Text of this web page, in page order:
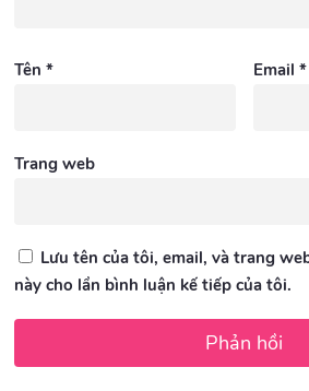
Tên* Email*
Trang web
Lưu tên của tôi, email, và trang
này cho lần bình luận kế tiếp của tôi.